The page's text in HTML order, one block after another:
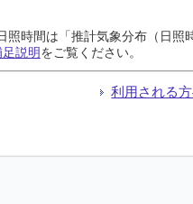
///
/// /// ///
///
/// /// ///
///
/// /// ///
///
/// /// ///
照時間は「推計気象分布（日
説明をご覧ください。
利用される